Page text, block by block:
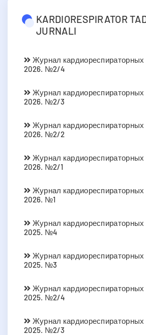
KARDIORESPIRATOR
JURNALI
Журнал кардиореспираторных
2026. №2/4
Журнал кардиореспираторных
2026. №2/3
Журнал кардиореспираторных
2026. №2/2
Журнал кардиореспираторных
2026. №2/1
Журнал кардиореспираторных
2026. №1
Журнал кардиореспираторных
2025. №4
Журнал кардиореспираторных
2025. №3
Журнал кардиореспираторных
2025. №2/4
Журнал кардиореспираторных
2025. №2/3